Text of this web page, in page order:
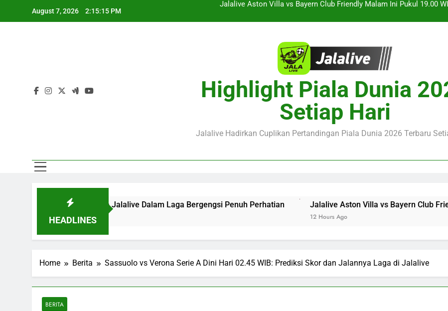
August 7, 2026 2:15:16 PM
Jalalive Streaming Monaco vs Getafe Club Friendly Dini Hari Ini
Saksikan Streaming Singapura vs Indonesia Piala ASEAN
Jalalive Aston Villa vs Bayern Club Friendly Malam Ini Pukul 19.00
Jalalive Streaming Monaco vs Getafe Club Friendly Dini Hari Ini
KuPS vs U Craiova Liga Eropa UEFA Malam Ini Pukul 22.00
Highlight Piala Dunia
Setiap Hari
Jalalive Hadirkan Cuplikan Pertandingan Piala Dunia 2026 Terbaru
HEADLINES
Bersama Jalalive Dalam Laga Bergengsi Penuh Perhatian Jalalive Aston Villa vs Bayern Club Friendly Malam Ini
Home Berita Sassuolo vs Verona Serie A Dini Hari 02.45 WIB: Prediksi Skor dan Jalannya Laga di Jalalive
BERITA